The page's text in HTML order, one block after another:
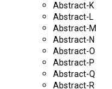
Abstract-K
Abstract-L
Abstract-M
Abstract-N
Abstract-O
Abstract-P
Abstract-Q
Abstract-R